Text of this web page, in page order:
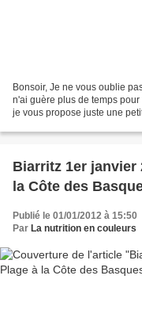
Bonsoir, Je ne vous oublie
n'ai guère plus de temps
je vous propose juste une
Biarritz 1er janvier
la Côte des
Publié le 01/01/2012 à 15:50
Par La nutrition en couleurs